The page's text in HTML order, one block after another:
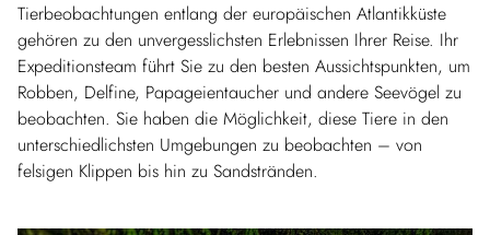
Tierbeobachtungen entlang der europäischen Atlantikküste
gehören zu den unvergesslichsten Erlebnissen Ihrer Reise. Ihr
Expeditionsteam führt Sie zu den besten Aussichtspunkten, um
Robben, Delfine, Papageientaucher und andere Seevögel zu
beobachten. Sie haben die Möglichkeit, diese Tiere in den
unterschiedlichsten Umgebungen zu beobachten – von
felsigen Klippen bis hin zu Sandstränden.